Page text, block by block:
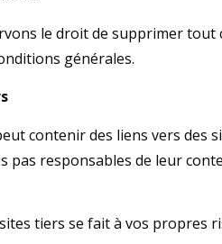
le droit de supprimer
générales.
contenir des liens vers des
pas responsables de leur
tiers se fait à vos propres